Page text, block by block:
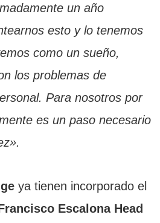
un año
esto y lo tenemos
como un sueño,
los problemas de
Para nosotros por
es un paso necesario
ya tienen incorporado el
Escalona Head